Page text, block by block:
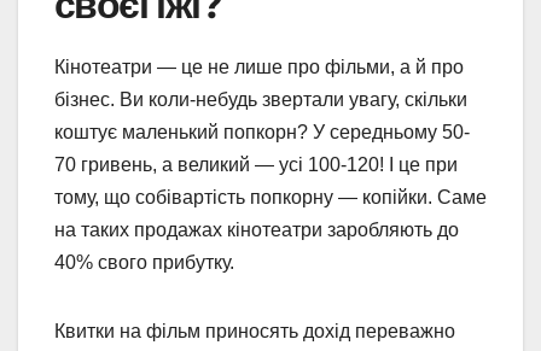
Кінотеатри — це не лише про фільми, а й про
бізнес. Ви коли-небудь звертали увагу, скільки
коштує маленький попкорн? У середньому 50-
70 гривень, а великий — усі 100-120! І це при
тому, що собівартість попкорну — копійки. Саме
на таких продажах кінотеатри заробляють до
40% свого прибутку.
Квитки на фільм приносять дохід переважно